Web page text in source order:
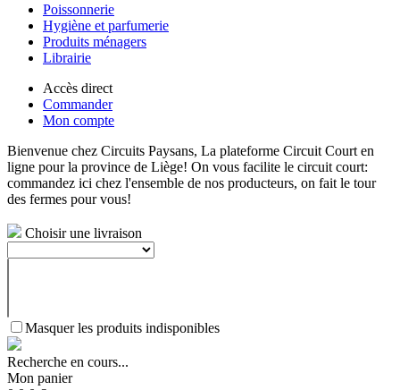
Poissonnerie
Hygiène et parfumerie
Produits ménagers
Librairie
Accès direct
Commander
Mon compte
Bienvenue chez Circuits Paysans, La plateforme Circuit Court en
ligne pour la province de Liège! On vous facilite le circuit court:
commandez ici chez l'ensemble de nos producteurs, on fait le tour
des fermes pour vous!
Choisir une livraison
Masquer les produits indisponibles
Recherche en cours...
Mon panier